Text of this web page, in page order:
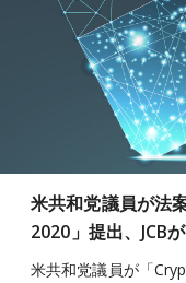
米共和党議員が
2020」提出、JCB
米共和党議員が「